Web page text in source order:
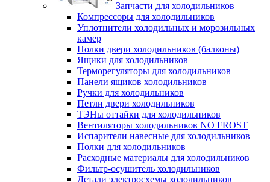
Запчасти для холодильников
Компрессоры для холодильников
Уплотнители холодильных и морозильных
камер
Полки двери холодильников (балконы)
Ящики для холодильников
Терморегуляторы для холодильников
Панели ящиков холодильников
Ручки для холодильников
Петли двери холодильников
ТЭНы оттайки для холодильников
Вентиляторы холодильников NO FROST
Испарители навесные для холодильников
Полки для холодильников
Расходные материалы для холодильников
Фильтр-осушитель холодильников
Детали электросхемы холодильников